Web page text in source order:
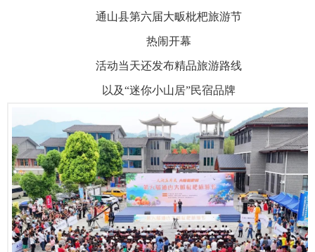
通山县第六届大畈枇杷旅游节
热闹开幕
活动当天还发布精品旅游路线
以及“迷你小山居”民宿品牌